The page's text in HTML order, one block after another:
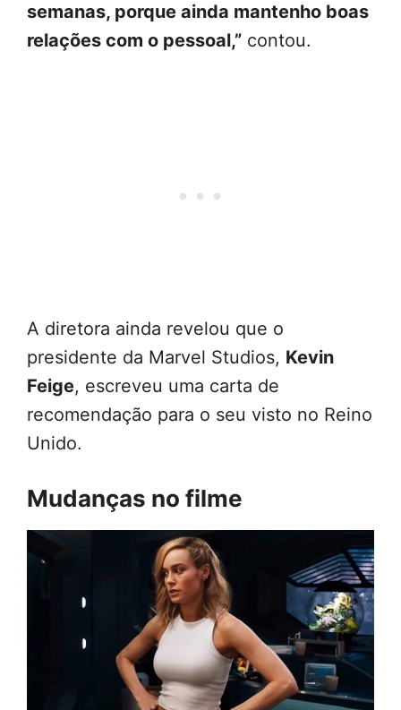
semanas, porque ainda mantenho boas
relações com o pessoal,” contou.
A diretora ainda revelou que o
presidente da Marvel Studios, Kevin
Feige, escreveu uma carta de
recomendação para o seu visto no Reino
Unido.
Mudanças no filme